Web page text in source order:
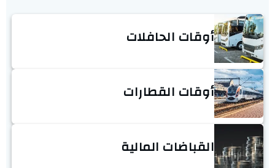
أوقات الحافلات
أوقات القطارات
القباضات المالية